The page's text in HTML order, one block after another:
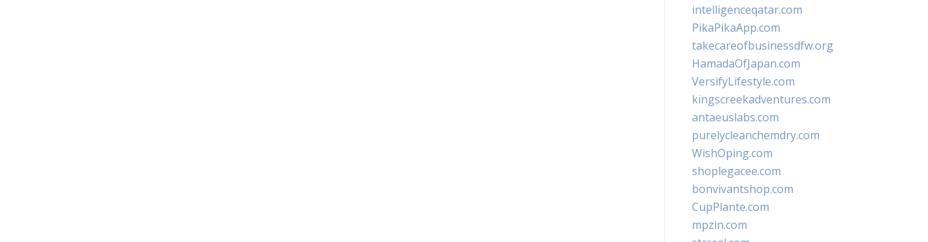
intelligenceqatar.com
PikaPikaApp.com
takecareofbusinessdfw.org
HamadaOfJapan.com
VersifyLifestyle.com
kingscreekadventures.com
antaeuslabs.com
purelycleanchemdry.com
WishOping.com
shoplegacee.com
bonvivantshop.com
CupPlante.com
mpzin.com